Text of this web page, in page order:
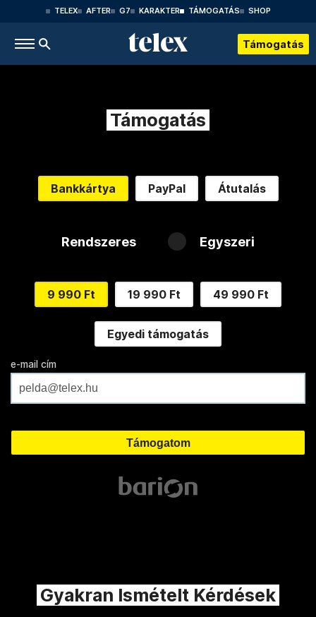
TELEX AFTER G7 KARAKTER TÁMOGATÁS SHOP
Támogatás
Támogatás
Bankkártya PayPal Átutalás
Rendszeres Egyszeri
9 990 Ft 19 990 Ft 49 990 Ft
Egyedi támogatás
e-mail cím
Gyakran Ismételt Kérdések